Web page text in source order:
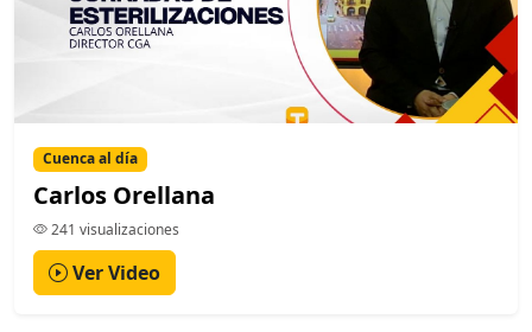
Cuenca al día
Carlos Orellana
241 visualizaciones
Ver Video